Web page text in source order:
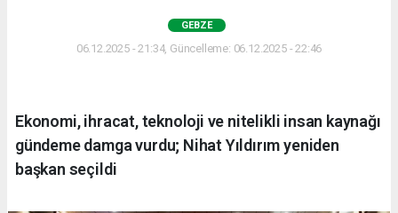
GEBZE
06.12.2025 - 21:34, Güncelleme: 06.12.2025 - 22:46
Ekonomi, ihracat, teknoloji ve nitelikli insan kaynağı
gündeme damga vurdu; Nihat Yıldırım yeniden
başkan seçildi